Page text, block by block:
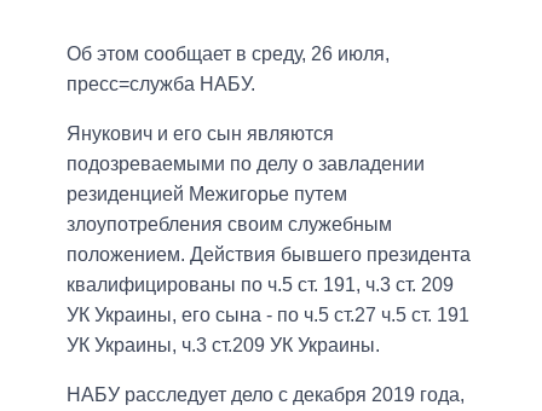
Об этом сообщает в среду, 26 июля,
пресс=служба НАБУ.
Янукович и его сын являются
подозреваемыми по делу о завладении
резиденцией Межигорье путем
злоупотребления своим служебным
положением. Действия бывшего президента
квалифицированы по ч.5 ст. 191, ч.3 ст. 209
УК Украины, его сына - по ч.5 ст.27 ч.5 ст. 191
УК Украины, ч.3 ст.209 УК Украины.
НАБУ расследует дело с декабря 2019 года,